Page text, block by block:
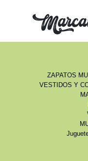
ZAPATOS
VESTIDOS Y